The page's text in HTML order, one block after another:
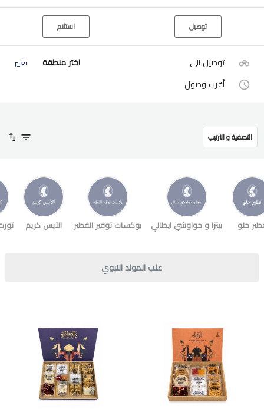
توصيل استلام
توصيل الى اختر منطقة تغيير
أقرب وصول
التصفية و الترتيب
حلو بيتزا و حواوشي ايطالي بوكسات توفير الفطير الآيس كريم
علب المولد النبوي